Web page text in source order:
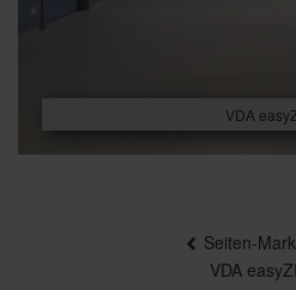
VDA
Seiten-
VDA